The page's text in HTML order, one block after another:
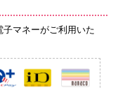
マネーがご利用いた